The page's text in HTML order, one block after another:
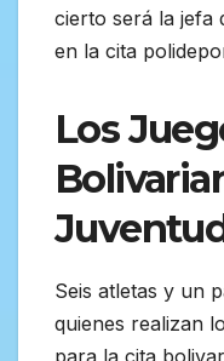
cierto será la jefa
en la cita
Los
Seis atletas y un
quienes realizan